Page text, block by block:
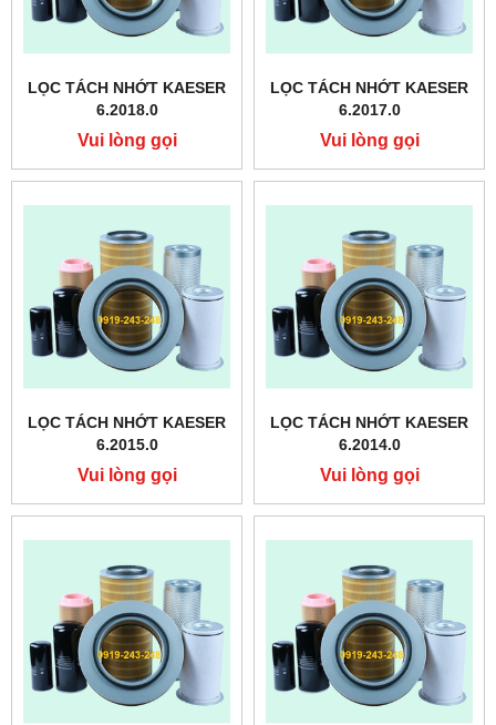
LỌC TÁCH NHỚT KAESER
6.2018.0
Vui lòng gọi
LỌC TÁCH NHỚT KAESER
6.2017.0
Vui lòng gọi
LỌC TÁCH NHỚT KAESER
6.2015.0
Vui lòng gọi
LỌC TÁCH NHỚT KAESER
6.2014.0
Vui lòng gọi